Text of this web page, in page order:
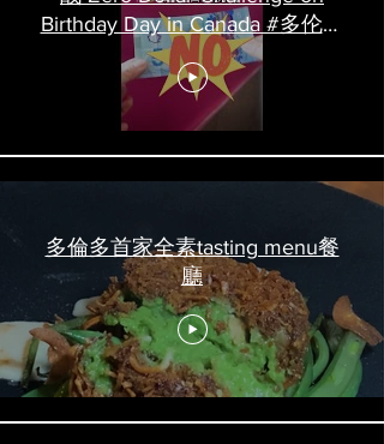
Birthday Day in Canada #多伦多
吃喝玩乐 #多伦多美食
#torontofood
多倫多首家全素tasting menu餐
廳